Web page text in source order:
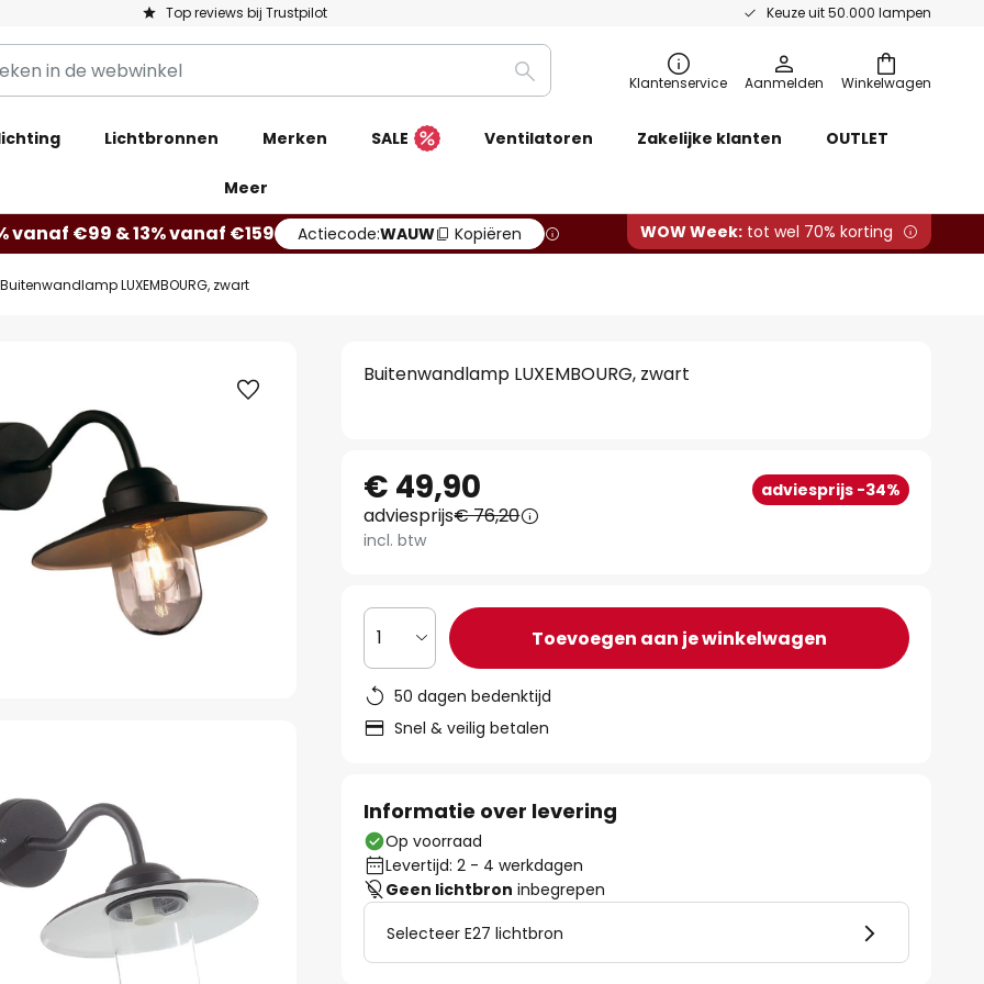
Top reviews bij Trustpilot Keuze uit 50.000 lampen
Winkelwagen
Zoeken Klantenservice Aanmelden
Lichtbronnen Merken SALE Ventilatoren Zakelijke klanten OUTLET
Meer
vanaf €99 & 13% vanaf €159 Actiecode:WAUW Kopiëren WOW Week: tot wel 70% korting
Buitenwandlamp LUXEMBOURG, zwart
Buitenwandlamp LUXEMBOURG, zwart
€ 49,90 adviesprijs -34%
adviesprijs€ 76,20
incl. btw
1 Toevoegen aan je winkelwagen
50 dagen bedenktijd
Snel & veilig betalen
Informatie over levering
Op voorraad
Levertijd: 2 - 4 werkdagen
Geen lichtbron inbegrepen
Selecteer E27 lichtbron